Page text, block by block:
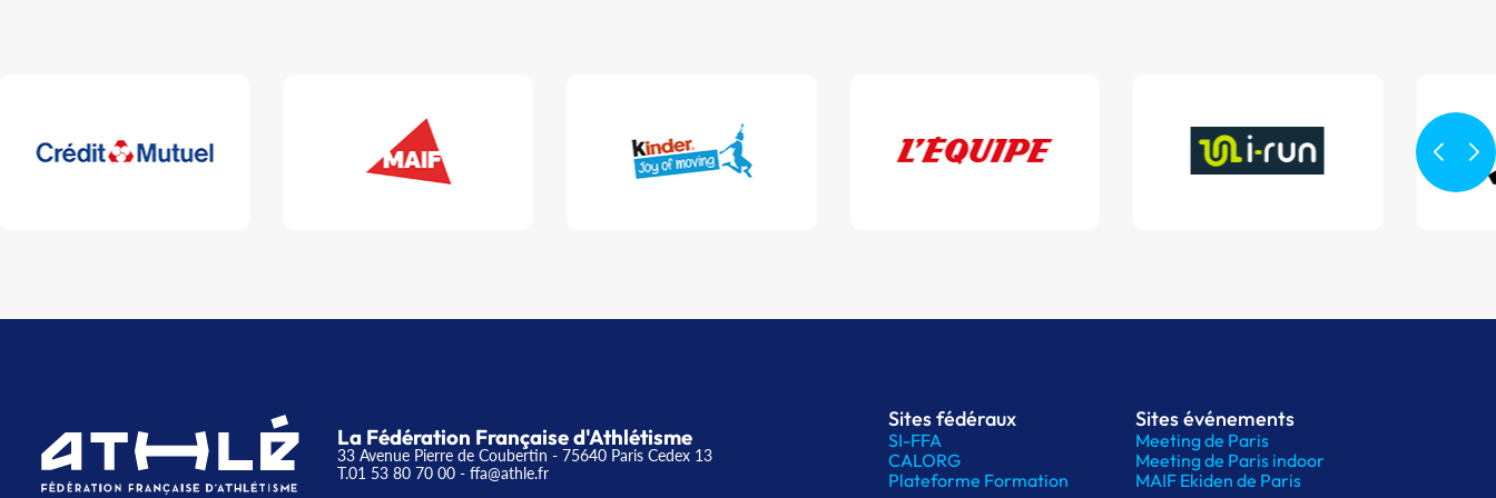
La Fédération Française d'Athlétisme
33 Avenue Pierre de Coubertin - 75640 Paris Cedex 13
T.01 53 80 70 00 - ffa@athle.fr
Sites fédéraux
SI-FFA
CALORG
Plateforme Formation
Sites événements
Meeting de Paris
Meeting de Paris indoor
MAIF Ekiden de Paris